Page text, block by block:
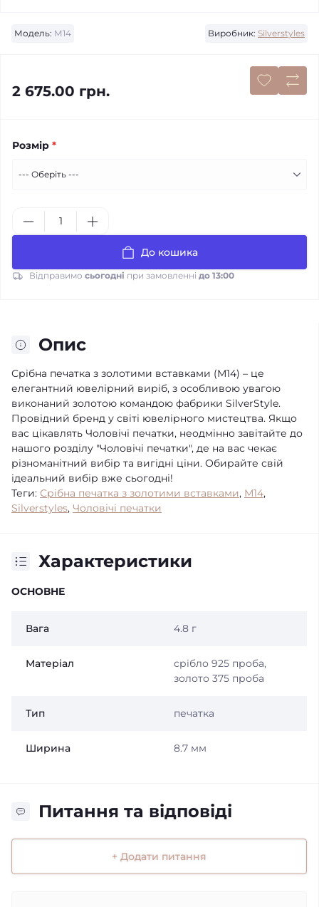
Модель: М14 Виробник: Silverstyles
2 675.00 грн.
Розмір *
До кошика
Відправимо сьогодні при замовленні до 13:00
Опис
Срібна печатка з золотими вставками (М14) – це
елегантний ювелірний виріб, з особливою увагою
виконаний золотою командою фабрики SilverStyle.
Провідний бренд у світі ювелірного мистецтва. Якщо
вас цікавлять Чоловічі печатки, неодмінно завітайте до
нашого розділу "Чоловічі печатки", де на вас чекає
різноманітний вибір та вигідні ціни. Обирайте свій
ідеальний вибір вже сьогодні!
Теги: Срібна печатка з золотими вставками, М14,
Silverstyles, Чоловічі печатки
Характеристики
ОСНОВНЕ
Вага 4.8 г
Матеріал
срібло 925 проба,
золото 375 проба
Тип печатка
Ширина 8.7 мм
Питання та відповіді
+ Додати питання